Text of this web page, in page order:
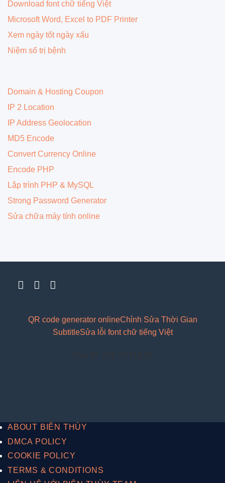
Download font chữ tiếng Việt
Microsoft Word, Excel to PDF Printer
Xem ngày tốt ngày xấu
Niệm số trị bệnh
Domain & Hosting Coupon
IP 2 Location
IP Address Geolocation
MD5 Encode
Convert Currency Online
Encode PHP
Lập trình PHP & MySQL
Strong Password Generator
Sửa chữa máy tính online
QR code generator onlineChỉnh Sửa Thời Gian
SubtitleSửa lỗi font chữ tiếng Việt
ABOUT BIÊN THÙY
DMCA POLICY
COOKIE POLICY
TERMS & CONDITIONS